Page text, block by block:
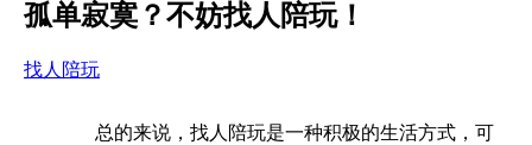
孤单寂寞？不妨找人陪玩！
找人陪玩
总的来说，找人陪玩是一种积极的生活方式，可